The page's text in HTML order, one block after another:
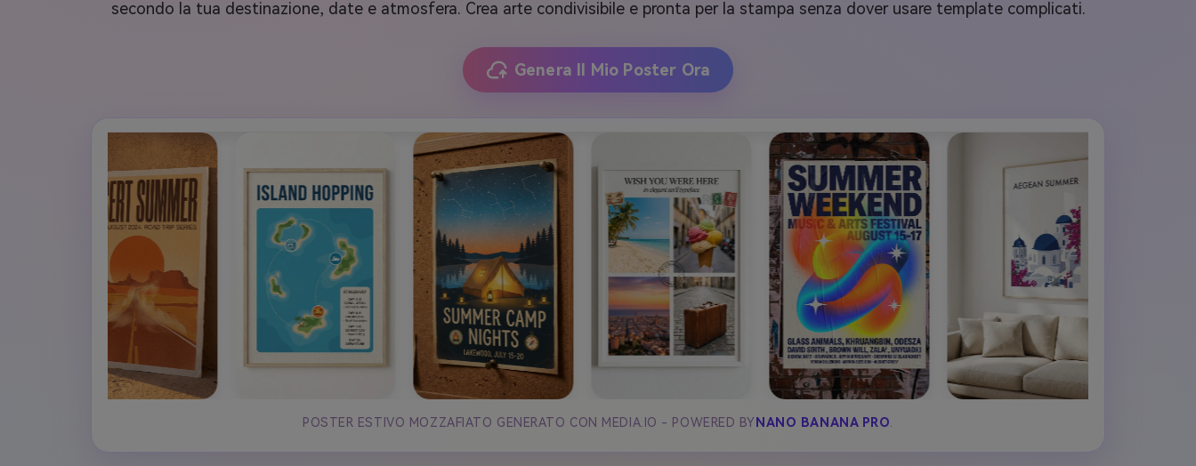
secondo la tua destinazione, date e atmosfera. Crea arte condivisibile e pronta per la stampa senza dover usare template complicati.
Genera Il Mio Poster Ora
POSTER ESTIVO MOZZAFIATO GENERATO CON MEDIA.IO - POWERED BY NANO BANANA PRO